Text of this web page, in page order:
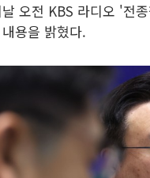
오전 KBS 라디오 '전
용을 밝혔다.